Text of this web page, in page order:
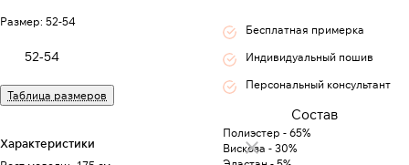
Размер: 52-54
52-54
Таблица размеров
Характеристики
Бесплатная примерка
Индивидуальный пошив
Персональный консультант
Состав
Полиэстер - 65%
Вискоза - 30%